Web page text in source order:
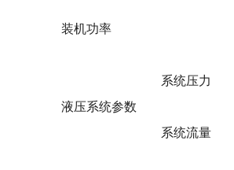
装机功率
液压系统参数
系统压力
系统流量